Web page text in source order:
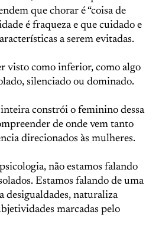
que chorar é “coisa de
é fraqueza e que cuidado e
a serem evitadas.
visto como inferior, como algo
silenciado ou dominado.
constrói o feminino dessa
de onde vem tanto
direcionados às mulheres.
não estamos falando
Estamos falando de uma
desigualdades, naturaliza
marcadas pelo